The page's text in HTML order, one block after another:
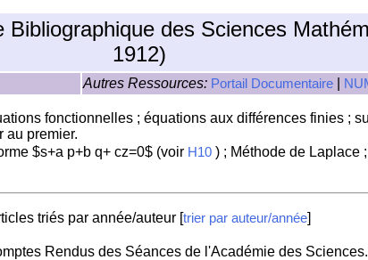
Bibliographique des Sciences
1912)
Autres Ressources: Portail Documentaire
fonctionnelles ; équations aux différences finies ;
au premier.
$s+a p+b q+ cz=0$ (voir H10 ) ; Méthode de Laplace ;
triés par année/auteur [trier par auteur/année]
Rendus des Séances de l'Académie des